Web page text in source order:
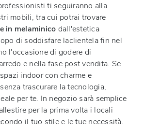
ti seguiranno alla
mobili, tra cui potrai trovare
in melaminico dall'estetica
di soddisfare laclientela fin nel
l'occasione di godere di
e nella fase post vendita. Se
indoor con charme e
trascurare la tecnologia,
per te. In negozio sarà semplice
per la prima volta i locali
il tuo stile e le tue necessità.